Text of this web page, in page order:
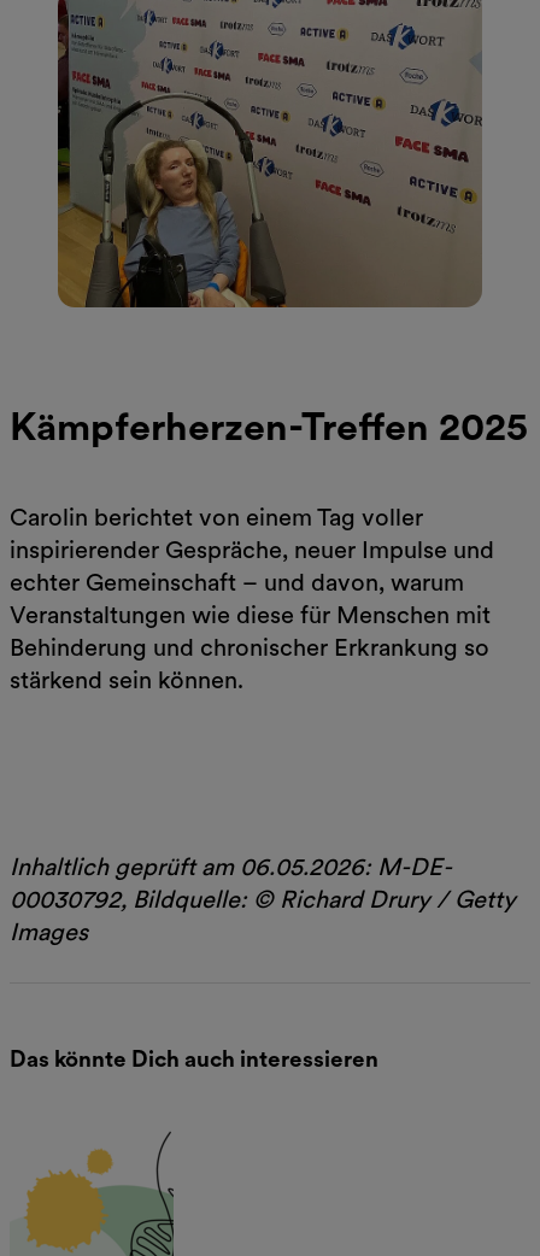
Kämpferherzen-Treffen 2025
Carolin berichtet von einem Tag voller
inspirierender Gespräche, neuer Impulse und
echter Gemeinschaft – und davon, warum
Veranstaltungen wie diese für Menschen mit
Behinderung und chronischer Erkrankung so
stärkend sein können.
Inhaltlich geprüft am 06.05.2026: M-DE-
00030792, Bildquelle: © Richard Drury / Getty
Images
Das könnte Dich auch interessieren